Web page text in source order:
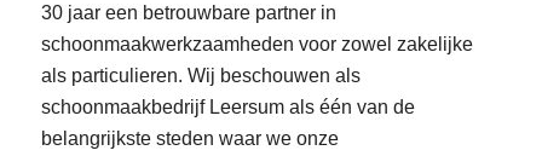
30 jaar een betrouwbare partner in
schoonmaakwerkzaamheden voor zowel zakelijke
als particulieren. Wij beschouwen als
schoonmaakbedrijf Leersum als één van de
belangrijkste steden waar we onze